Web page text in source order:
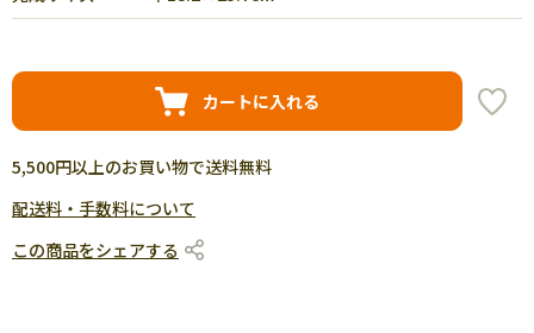
カートに入れる
5,500円以上のお買い物で送料無料
配送料・手数料について
この商品をシェアする